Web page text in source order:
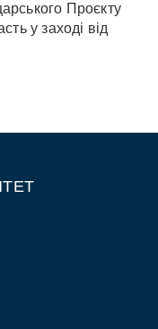
Проєкту
у заході від